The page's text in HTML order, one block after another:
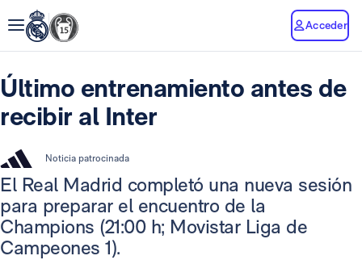
Acceder
Último entrenamiento antes de
recibir al Inter
Noticia patrocinada
El Real Madrid completó una nueva sesión
para preparar el encuentro de la
Champions (21:00 h; Movistar Liga de
Campeones 1).